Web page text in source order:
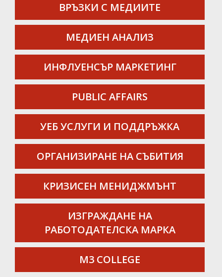
ВРЪЗКИ С МЕДИИТЕ
МЕДИЕН АНАЛИЗ
ИНФЛУЕНСЪР МАРКЕТИНГ
PUBLIC AFFAIRS
УЕБ УСЛУГИ И ПОДДРЪЖКА
ОРГАНИЗИРАНЕ НА СЪБИТИЯ
КРИЗИСЕН МЕНИДЖМЪНТ
ИЗГРАЖДАНЕ НА
РАБОТОДАТЕЛСКА МАРКА
M3 COLLEGE